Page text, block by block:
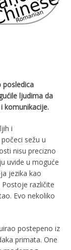
posledica
ljudima da
komunikacije.
i
sežu u
nisu precizno
uvide u moguće
jezika kao
različite
Evo nekoliko
postepeno iz
primata. One